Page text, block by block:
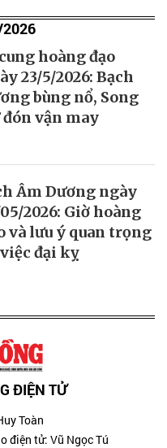
2026
hoàng đạo
23/5/2026: Bạch
bùng nổ, Song
đón vận may
Âm Dương ngày
2026: Giờ hoàng
và lưu ý quan trọng
đại kỵ
ĐIỆN TỬ
Toàn
điện tử: Vũ Ngọc Tú